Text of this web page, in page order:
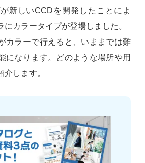
新しいCCDを開発したことによ
にカラータイプが登場しました。
カラーで行えると、いままでは難
になります。どのような場所や用
します。